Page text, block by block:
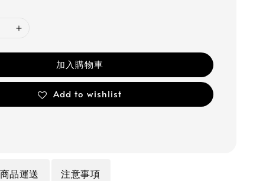
加入購物車
Add to wishlist
商品運送 注意事項